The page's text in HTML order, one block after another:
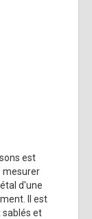
est
mesurer
d'une
Il est
sablés et